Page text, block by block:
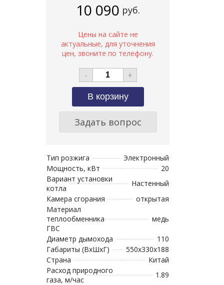
10 090 руб.
- +
Задать вопрос
Тип розжига
Электронный
Мощность, кВт
20
Вариант установки
котла
Настенный
Камера сгорания
открытая
Материал
теплообменника
ГВС
медь
Диаметр дымохода
110
Габариты (ВхШхГ)
550x330x188
Страна
Китай
Расход природного
газа, м/час
1.89